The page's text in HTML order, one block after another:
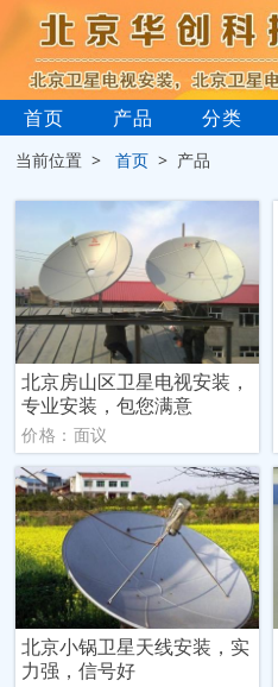
首页 产品 分类
当前位置 >首页 > 产品
北京房山区卫星电视安装，
专业安装，包您满意
价格：面议
北京小锅卫星天线安装，实
力强，信号好